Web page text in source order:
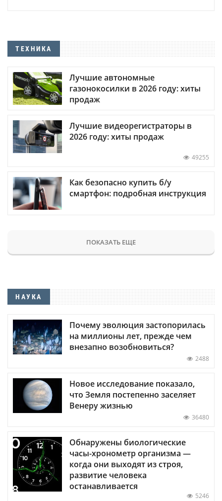
ТЕХНИКА
Лучшие автономные
газонокосилки в 2026 году: хиты
продаж
Лучшие видеорегистраторы в
2026 году: хиты продаж
49255
Как безопасно купить б/у
смартфон: подробная инструкция
ПОКАЗАТЬ ЕЩЕ
НАУКА
Почему эволюция застопорилась
на миллионы лет, прежде чем
внезапно возобновиться?
2488
Новое исследование показало,
что Земля постепенно заселяет
Венеру жизнью
36480
Обнаружены биологические
часы-хронометр организма —
когда они выходят из строя,
развитие человека
останавливается
5246